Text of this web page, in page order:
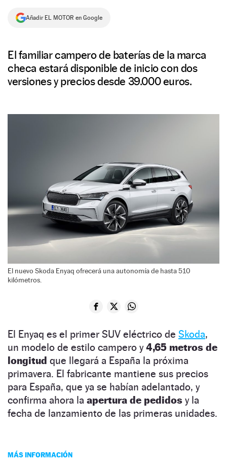
NEWSLETTER
Añadir EL MOTOR en Google
El familiar campero de baterías de la marca
checa estará disponible de inicio con dos
versiones y precios desde 39.000 euros.
El nuevo Skoda Enyaq ofrecerá una autonomía de hasta 510
kilómetros.
El Enyaq es el primer SUV eléctrico de Skoda,
un modelo de estilo campero y4,65 metros de
longitud que llegará a España la próxima
primavera. El fabricante mantiene sus precios
para España, que ya se habían adelantado, y
confirma ahora la apertura de pedidos y la
fecha de lanzamiento de las primeras unidades.
MÁS INFORMACIÓN